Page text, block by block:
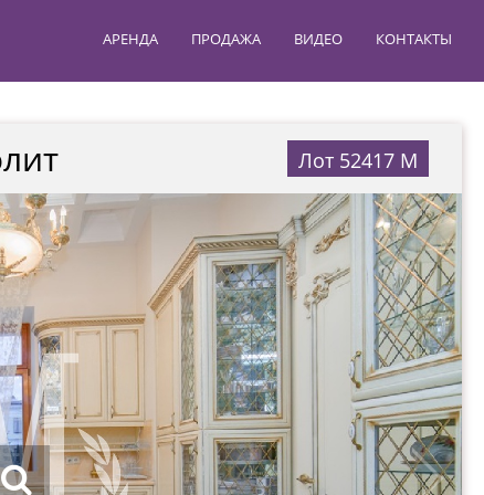
АРЕНДА ПРОДАЖА ВИДЕО КОНТАКТЫ
Лот 52417 М